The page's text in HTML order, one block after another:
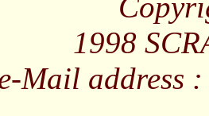
1998
Mail address